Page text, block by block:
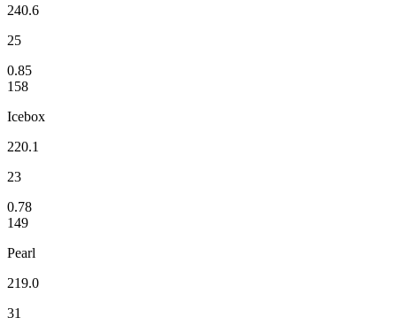
240.6
25
0.85
158
Icebox
220.1
23
0.78
149
Pearl
219.0
31